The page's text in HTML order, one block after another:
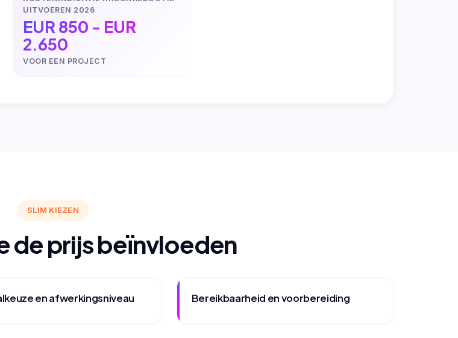
UITVOEREN 2026
EUR 850 - EUR
2.650
VOOR EEN PROJECT
SLIM KIEZEN
de prijs beïnvloeden
en afwerkingsniveau Bereikbaarheid en voorbereiding